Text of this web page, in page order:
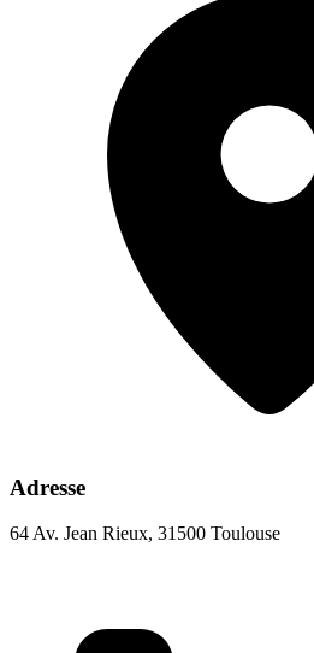
Adresse
64 Av. Jean Rieux, 31500 Toulouse